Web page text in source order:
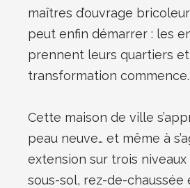
maîtres d’ouvrage
peut enfin démarrer : les
prennent leurs quartiers
transformation commence.
Cette maison de ville
peau neuve… et même à
extension sur trois
sous-sol, rez-de-chaussée